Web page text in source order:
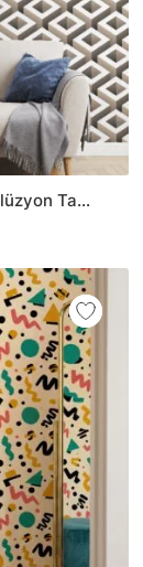
3D Geometrik Küpler İllüzyon Tasarım Duvar Kağıdı